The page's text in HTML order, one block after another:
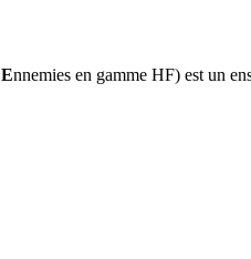
Ennemies en gamme HF) est un